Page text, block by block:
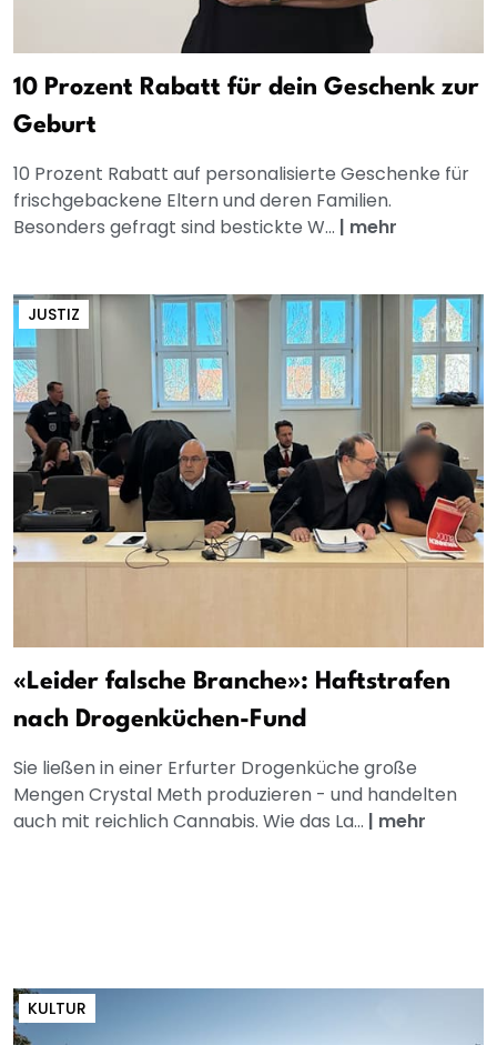
10 Prozent Rabatt für dein Geschenk zur
Geburt
10 Prozent Rabatt auf personalisierte Geschenke für
frischgebackene Eltern und deren Familien.
Besonders gefragt sind bestickte W... | mehr
JUSTIZ
«Leider falsche Branche»: Haftstrafen
nach Drogenküchen-Fund
Sie ließen in einer Erfurter Drogenküche große
Mengen Crystal Meth produzieren - und handelten
auch mit reichlich Cannabis. Wie das La... | mehr
KULTUR